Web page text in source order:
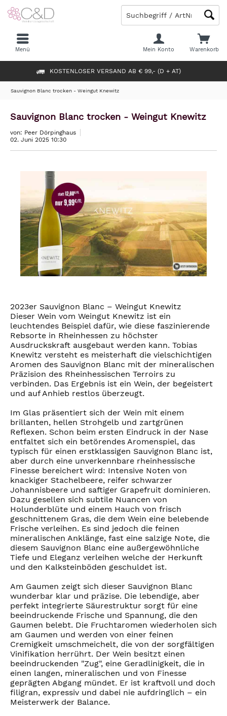
KOSTENLOSER VERSAND AB € 99,- (D + AT)
Warenkorb
Mein Konto
Menü
Sauvignon Blanc trocken - Weingut Knewitz
Sauvignon Blanc trocken - Weingut Knewitz
von: Peer Dörpinghaus
02. Juni 2025 10:30
2023er Sauvignon Blanc – Weingut Knewitz
Dieser Wein vom Weingut Knewitz ist ein
leuchtendes Beispiel dafür, wie diese faszinierende
Rebsorte in Rheinhessen zu höchster
Ausdruckskraft ausgebaut werden kann. Tobias
Knewitz versteht es meisterhaft die vielschichtigen
Aromen des Sauvignon Blanc mit der mineralischen
Präzision des Rheinhessischen Terroirs zu
verbinden. Das Ergebnis ist ein Wein, der begeistert
und auf Anhieb restlos überzeugt.
Im Glas präsentiert sich der Wein mit einem
brillanten, hellen Strohgelb und zartgrünen
Reflexen. Schon beim ersten Eindruck in der Nase
entfaltet sich ein betörendes Aromenspiel, das
typisch für einen erstklassigen Sauvignon Blanc ist,
aber durch eine unverkennbare rheinhessische
Finesse bereichert wird: Intensive Noten von
knackiger Stachelbeere, reifer schwarzer
Johannisbeere und saftiger Grapefruit dominieren.
Dazu gesellen sich subtile Nuancen von
Holunderblüte und einem Hauch von frisch
geschnittenem Gras, die dem Wein eine belebende
Frische verleihen. Es sind jedoch die feinen
mineralischen Anklänge, fast eine salzige Note, die
diesem Sauvignon Blanc eine außergewöhnliche
Tiefe und Eleganz verleihen welche der Herkunft
und den Kalksteinböden geschuldet ist.
Am Gaumen zeigt sich dieser Sauvignon Blanc
wunderbar klar und präzise. Die lebendige, aber
perfekt integrierte Säurestruktur sorgt für eine
beeindruckende Frische und Spannung, die den
Gaumen belebt. Die Fruchtaromen wiederholen sich
am Gaumen und werden von einer feinen
Cremigkeit umschmeichelt, die von der sorgfältigen
Vinifikation herrührt. Der Wein besitzt einen
beeindruckenden "Zug", eine Geradlinigkeit, die in
einen langen, mineralischen und von Finesse
geprägten Abgang mündet. Er ist kraftvoll und doch
filigran, expressiv und dabei nie aufdringlich – ein
Meisterwerk der Balance.